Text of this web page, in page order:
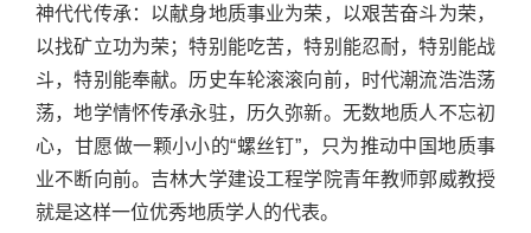
神代代传承：以献身地质事业为荣，以艰苦奋斗为荣，
以找矿立功为荣；特别能吃苦，特别能忍耐，特别能战
斗，特别能奉献。历史车轮滚滚向前，时代潮流浩浩荡
荡，地学情怀传承永驻，历久弥新。无数地质人不忘初
心，甘愿做一颗小小的“螺丝钉”，只为推动中国地质事
业不断向前。吉林大学建设工程学院青年教师郭威教授
就是这样一位优秀地质学人的代表。